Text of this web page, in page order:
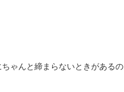
ゃんと締まらないときがあるの